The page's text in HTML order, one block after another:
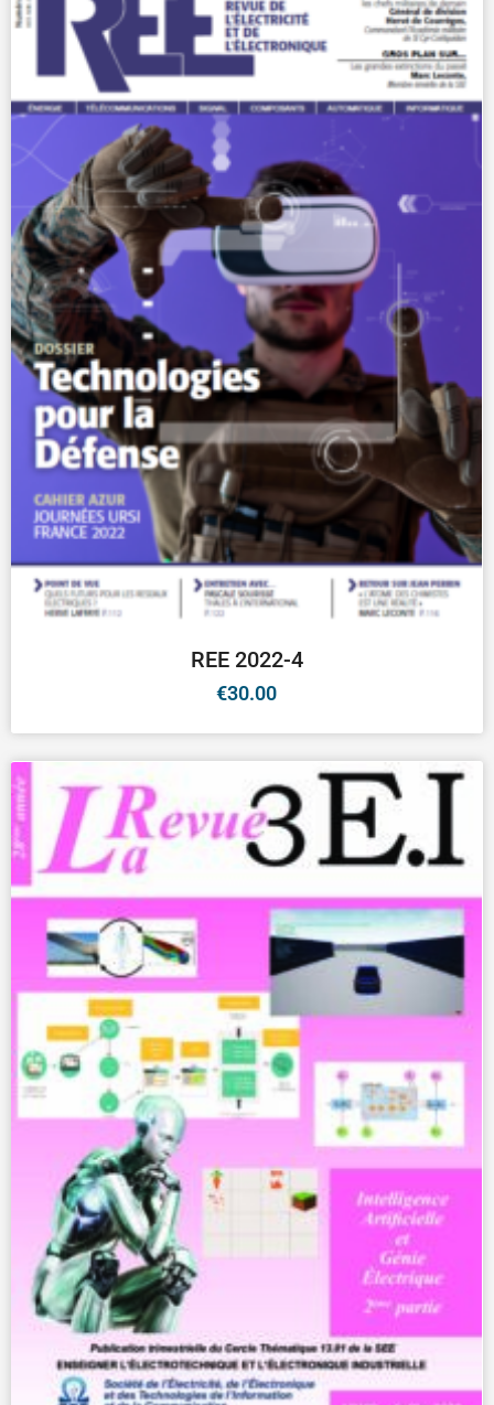
REE 2022-4
€30.00